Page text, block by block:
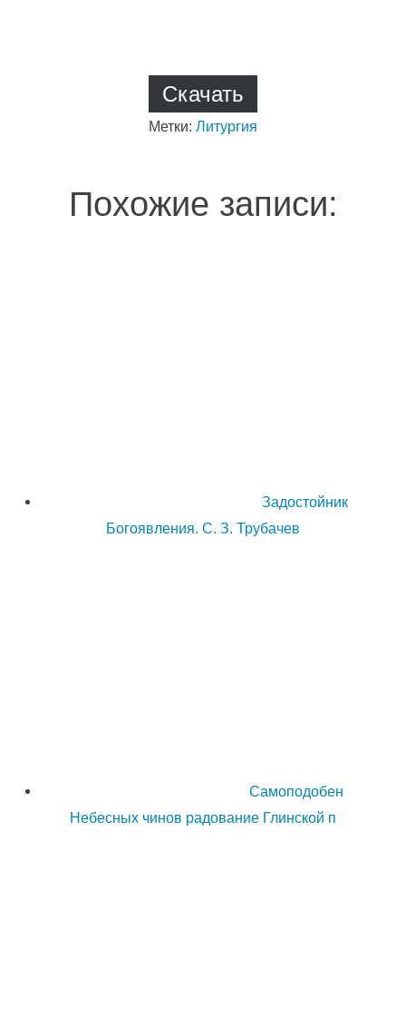
Скачать
Метки: Литургия
Похожие записи:
Задостойник
Богоявления. С. З. Трубачев
Самоподобен
Небесных чинов радование Глинской п